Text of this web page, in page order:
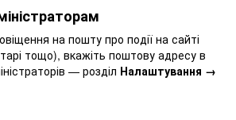
на пошту про події на сайті
тощо), вкажіть поштову адресу в
— розділ Налаштування →